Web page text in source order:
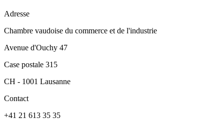
Adresse
Chambre vaudoise du commerce et de l'industrie
Avenue d'Ouchy 47
Case postale 315
CH - 1001 Lausanne
Contact
+41 21 613 35 35